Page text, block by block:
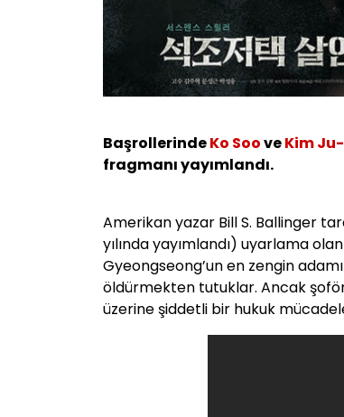
BaşrollerindeKo SooveKim
fragmanı yayımlandı.
Amerikan yazar Bill S. Ballinger
yılında yayımlandı) uyarlama
Gyeongseong’un en zengin
öldürmekten tutuklar. Ancak
üzerine şiddetli bir hukuk